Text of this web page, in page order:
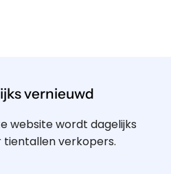
vernieuwd
website wordt dagelijks
tientallen verkopers.